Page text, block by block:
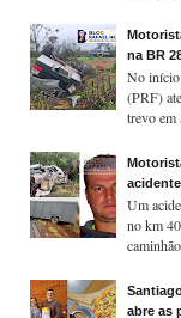
na BR
No início
(PRF)
trevo em
Um
no km
abre as